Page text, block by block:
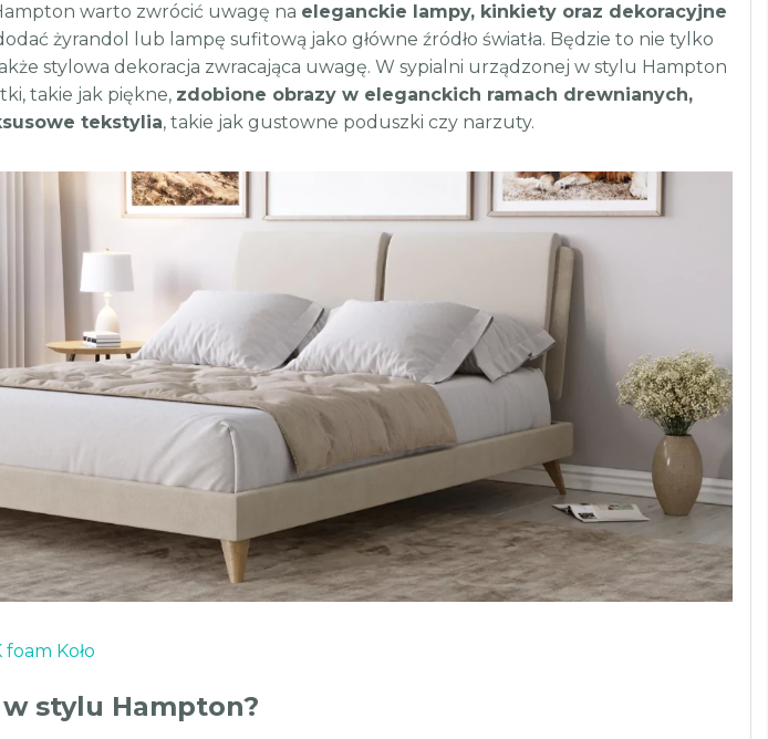
warto zwrócić uwagę na eleganckie lampy, kinkiety oraz dekoracyjne
żyrandol lub lampę sufitową jako główne źródło światła. Będzie to nie tylko
stylowa dekoracja zwracająca uwagę. W sypialni urządzonej w stylu Hampton
takie jak piękne, zdobione obrazy w eleganckich ramach drewnianych,
tekstylia, takie jak gustowne poduszki czy narzuty.
Koło
stylu Hampton?